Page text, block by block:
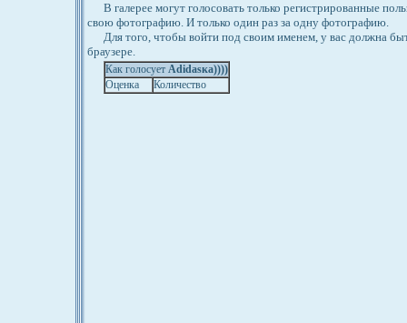
В галерее могут голосовать только регистрированные
свою фотографию. И только один раз за одну фотографию.
Для того, чтобы войти под своим именем, у вас должна
браузере.
Как голосует Adidasка))))
Оценка
Количество